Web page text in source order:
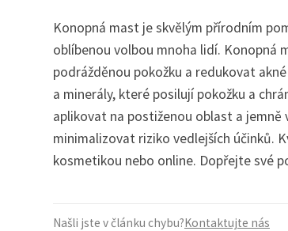
Konopná mast je skvělým přírodním
oblíbenou volbou mnoha lidí. Konopná
podrážděnou pokožku a redukovat
a minerály, které posilují pokožku a
aplikovat na postiženou oblast a
minimalizovat riziko vedlejších účinků.
kosmetikou nebo online. Dopřejte své
Našli jste v článku chybu?Kontaktujte nás